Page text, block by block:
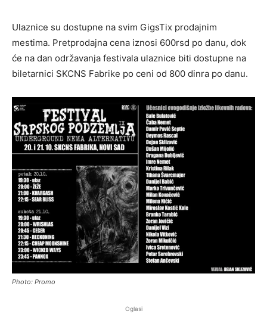
Ulaznice su dostupne na svim GigsTix prodajnim
mestima. Pretprodajna cena iznosi 600rsd po danu, dok
će na dan održavanja festivala ulaznice biti dostupne na
biletarnici SKCNS Fabrike po ceni od 800 dinra po danu.
Photo: Promo
Oglasi